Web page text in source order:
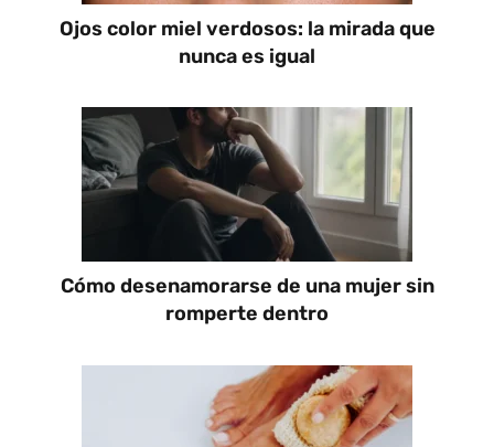
Ojos color miel verdosos: la mirada que
nunca es igual
Cómo desenamorarse de una mujer sin
romperte dentro